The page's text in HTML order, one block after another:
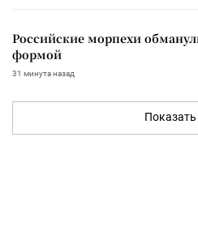
Российские морпехи
формой
31 минута назад